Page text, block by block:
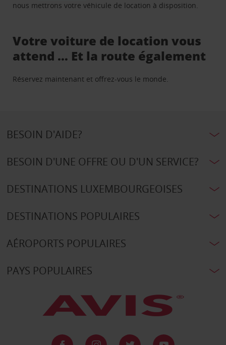
nous mettrons votre véhicule de location à disposition.
Votre voiture de location vous
attend … Et la route également
Réservez maintenant et offrez-vous le monde.
BESOIN D'AIDE?
BESOIN D'UNE OFFRE OU D'UN SERVICE?
DESTINATIONS LUXEMBOURGEOISES
DESTINATIONS POPULAIRES
AÉROPORTS POPULAIRES
PAYS POPULAIRES